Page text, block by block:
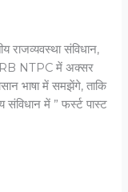
राजव्यवस्था संविधान,
NTPC में अक्सर
भाषा में समझेंगे, ताकि
में ” फर्स्ट पास्ट